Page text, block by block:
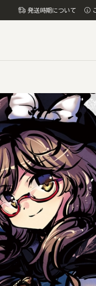
発送時期について